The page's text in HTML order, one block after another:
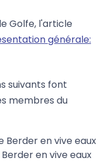
Golfe, l'article
générale:
suivants font
membres du
en vive eaux